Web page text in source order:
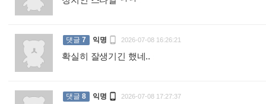
댓글 7 익명  2026-07-08 16:26:21
확실히 잘생기긴 했네..
댓글 8 익명  2026-07-08 17:27:37